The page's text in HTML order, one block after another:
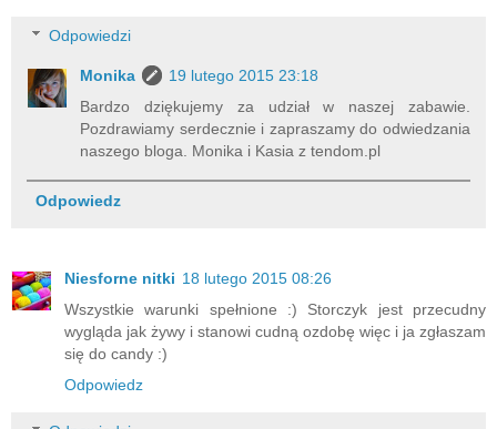
Odpowiedzi
Monika
19 lutego 2015 23:18
Bardzo dziękujemy za udział w naszej zabawie.
Pozdrawiamy serdecznie i zapraszamy do odwiedzania
naszego bloga. Monika i Kasia z tendom.pl
Odpowiedz
Niesforne nitki 18 lutego 2015 08:26
Wszystkie warunki spełnione :) Storczyk jest przecudny
wygląda jak żywy i stanowi cudną ozdobę więc i ja zgłaszam
się do candy :)
Odpowiedz